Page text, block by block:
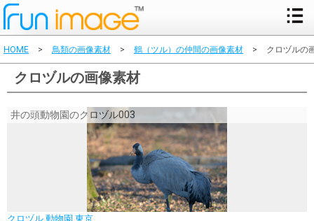
HOME > 鳥類の画像素材 > 鶴（ツル）の仲間の画像素材 > クロヅルの
クロヅルの画像素材
井の頭動物園のクロヅル003
クロヅル 動物園 東京